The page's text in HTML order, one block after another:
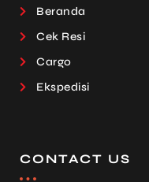
Beranda
Cek Resi
Cargo
Ekspedisi
CONTACT US